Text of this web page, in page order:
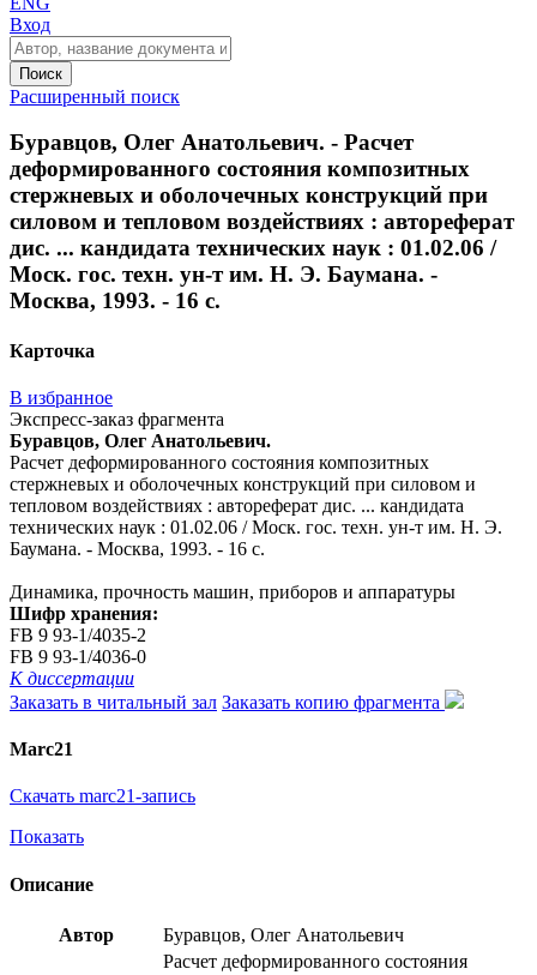
Вход
Поиск
Расширенный поиск
Буравцов, Олег Анатольевич. - Расчет
деформированного состояния композитных
стержневых и оболочечных конструкций при
силовом и тепловом воздействиях : автореферат
дис. ... кандидата технических наук : 01.02.06 /
Моск. гос. техн. ун-т им. Н. Э. Баумана. -
Москва, 1993. - 16 с.
Карточка
В избранное
Экспресс-заказ фрагмента
Буравцов, Олег Анатольевич.
Расчет деформированного состояния композитных
стержневых и оболочечных конструкций при силовом и
тепловом воздействиях : автореферат дис. ... кандидата
технических наук : 01.02.06 / Моск. гос. техн. ун-т им. Н. Э.
Баумана. - Москва, 1993. - 16 с.
Динамика, прочность машин, приборов и аппаратуры
Шифр хранения:
FB 9 93-1/4035-2
FB 9 93-1/4036-0
К диссертации
Заказать в читальный зал Заказать копию фрагмента
Marc21
Скачать marc21-запись
Показать
Описание
Автор Буравцов, Олег Анатольевич
Расчет деформированного состояния